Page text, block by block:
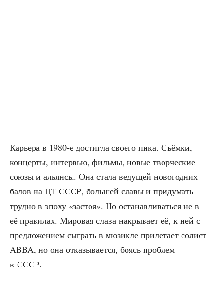
Карье­ра в 1980‑е достиг­ла сво­е­го пика. Съём­ки,
кон­цер­ты, интер­вью, филь­мы, новые твор­че­ские
сою­зы и аль­ян­сы. Она ста­ла веду­щей ново­год­них
балов на ЦТ СССР, боль­шей сла­вы и при­ду­мать
труд­но в эпо­ху «застоя». Но оста­нав­ли­вать­ся не в
её пра­ви­лах. Миро­вая сла­ва накры­ва­ет её, к ней с
пред­ло­же­ни­ем сыг­рать в мюзик­ле при­ле­та­ет солист
ABBA, но она отка­зы­ва­ет­ся, боясь про­блем
в СССР.